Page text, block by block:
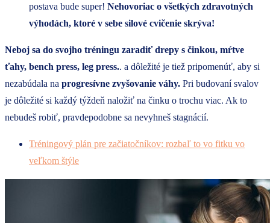
postava bude super! Nehovoriac o všetkých zdravotných
výhodách, ktoré v sebe silové cvičenie skrýva!
Neboj sa do svojho tréningu zaradiť drepy s činkou, mŕtve
ťahy, bench press, leg press.. a dôležité je tiež pripomenúť, aby si
nezabúdala na progresívne zvyšovanie váhy. Pri budovaní svalov
je dôležité si každý týždeň naložiť na činku o trochu viac. Ak to
nebudeš robiť, pravdepodobne sa nevyhneš stagnácií.
Tréningový plán pre začiatočníkov: rozbaľ to vo fitku vo
veľkom štýle